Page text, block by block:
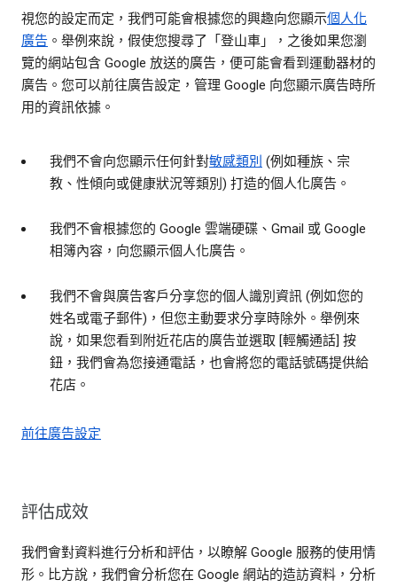
視您的設定而定，我們可能會根據您的興趣向您顯示個人化
廣告 。舉例來說，假使您搜尋了「登山車」，之後如果您瀏
覽的網站包含 Google 放送的廣告，便可能會看到運動器材的
廣告。您可以前往廣告設定，管理 Google 向您顯示廣告時所
用的資訊依據。
我們不會向您顯示任何針對敏感類別 (例如種族、宗
教、性傾向或健康狀況等類別) 打造的個人化廣告。
我們不會根據您的 Google 雲端硬碟、Gmail 或 Google
相簿內容，向您顯示個人化廣告。
我們不會與廣告客戶分享您的個人識別資訊 (例如您的
姓名或電子郵件)，但您主動要求分享時除外。舉例來
說，如果您看到附近花店的廣告並選取 [輕觸通話] 按
鈕，我們會為您接通電話，也會將您的電話號碼提供給
花店。
前往廣告設定
評估成效
我們會對資料進行分析和評估，以瞭解 Google 服務的使用情
形。比方說，我們會分析您在 Google 網站的造訪資料，分析